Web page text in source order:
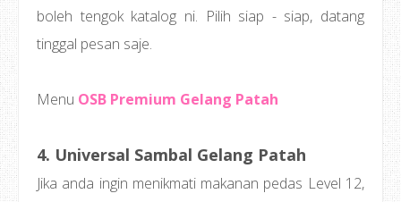
boleh tengok katalog ni. Pilih siap - siap, datang
tinggal pesan saje.
Menu OSB Premium Gelang Patah
4. Universal Sambal Gelang Patah
Jika anda ingin menikmati makanan pedas Level 12,